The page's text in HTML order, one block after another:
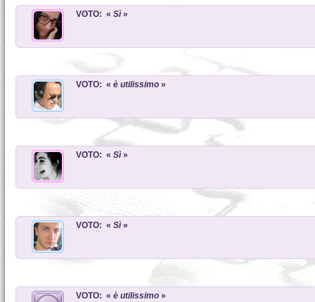
VOTO: « Sì »
VOTO: « è utilissimo »
VOTO: « Sì »
VOTO: « Sì »
VOTO: « è utilissimo »